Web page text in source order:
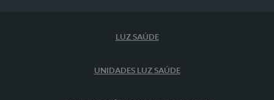
LUZ SAÚDE
UNIDADES LUZ SAÚDE